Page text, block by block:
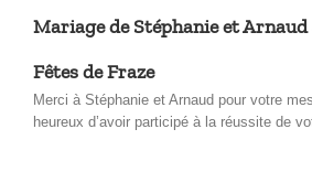
Mariage de Stéphanie et Arnaud
Fêtes de Fraze
Merci à Stéphanie et Arnaud pour votre
heureux d’avoir participé à la réussite de